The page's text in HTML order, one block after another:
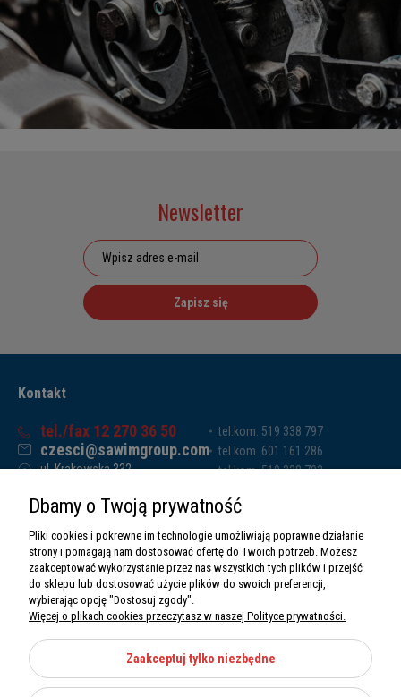
Newsletter
Zapisz się
Kontakt
tel./fax 12 270 36 50
czesci@sawimgroup.com
ul. Krakowska 332,
Sawim Group Mariusz Zdyb sp. k.
NIP: 5130284470
REGON: 5246591010
tel.kom. 519 338 797
tel.kom. 601 161 286
tel.kom. 519 338 793
O nas
Informacje
Dbamy o Twoją prywatność
Pliki cookies i pokrewne im technologie umożliwiają poprawne działanie
strony i pomagają nam dostosować ofertę do Twoich potrzeb. Możesz
zaakceptować wykorzystanie przez nas wszystkich tych plików i przejść
do sklepu lub dostosować użycie plików do swoich preferencji,
wybierając opcję "Dostosuj zgody".
Więcej o plikach cookies przeczytasz w naszej Polityce prywatności.
Zaakceptuj tylko niezbędne